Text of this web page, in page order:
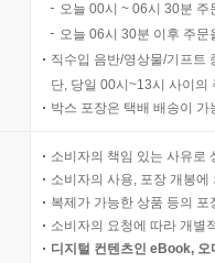
오늘 00시 ~ 06시 30분
오늘 06시 30분 이후 주
직수입 음반/영상물/기프트
단, 당일 00시~13시 사이의
박스 포장은 택배 배송이
소비자의 책임 있는 사유로
소비자의 사용, 포장 개봉
복제가 가능한 상품 등의
소비자의 요청에 따라 개별
디지털 컨텐츠인 eBook,